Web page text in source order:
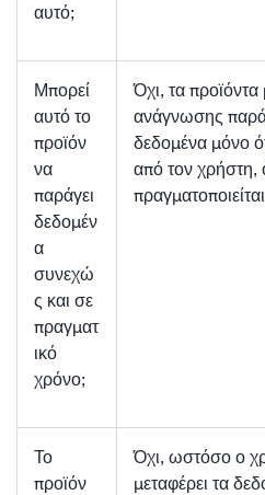
αυτό;
Μπορεί
αυτό το
προϊόν
να
παράγει
δεδομέν
α
συνεχώ
ς και σε
πραγματ
ικό
χρόνο;
Όχι, τα
ανάγνωσης
δεδομένα μόνο
από τον χρήστη,
Το
προϊόν
Όχι, ωστόσο ο
μεταφέρει τα